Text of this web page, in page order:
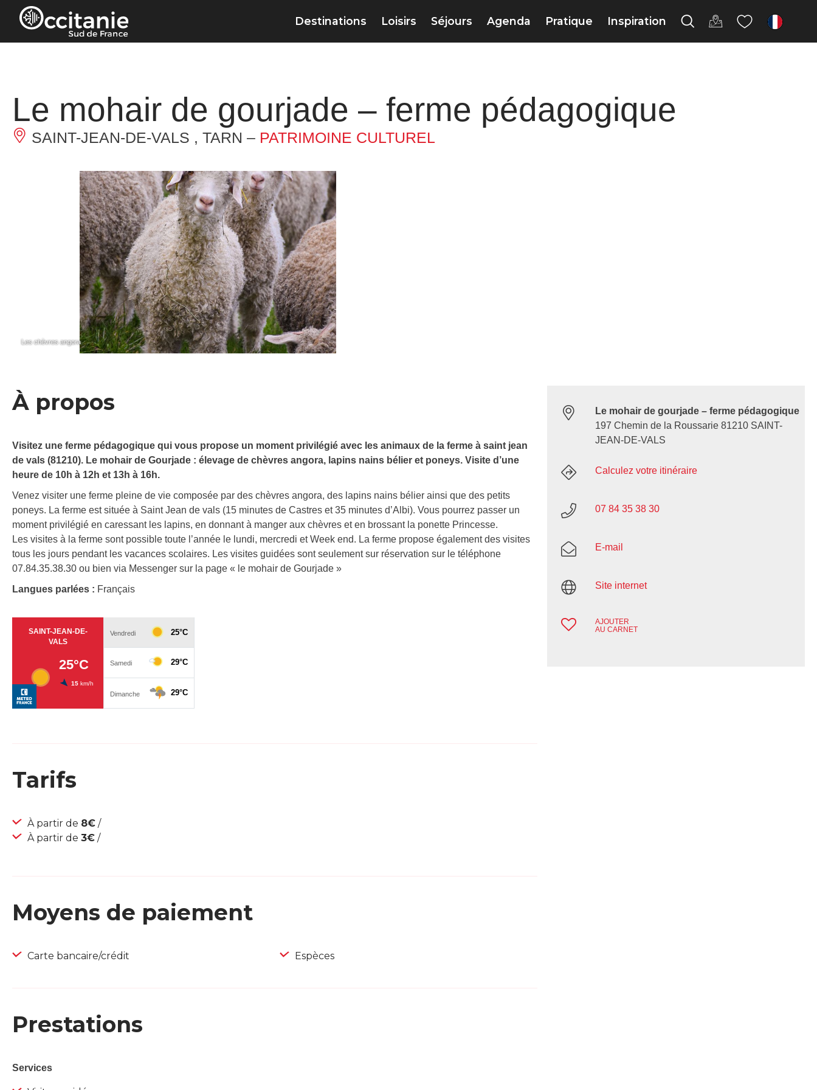
Panneau de gestion des cookies
Destinations Loisirs Séjours Agenda Pratique Inspiration fr
Le mohair de gourjade – ferme pédagogique
SAINT-JEAN-DE-VALS , TARN – PATRIMOINE CULTUREL
Les chèvres angora
À propos
Visitez une ferme pédagogique qui vous propose un moment privilégié avec les animaux de la ferme à saint jean
de vals (81210). Le mohair de Gourjade : élevage de chèvres angora, lapins nains bélier et poneys. Visite d’une
heure de 10h à 12h et 13h à 16h.
Venez visiter une ferme pleine de vie composée par des chèvres angora, des lapins nains bélier ainsi que des petits
poneys. La ferme est située à Saint Jean de vals (15 minutes de Castres et 35 minutes d’Albi). Vous pourrez passer un
moment privilégié en caressant les lapins, en donnant à manger aux chèvres et en brossant la ponette Princesse.
Les visites à la ferme sont possible toute l’année le lundi, mercredi et Week end. La ferme propose également des visites
tous les jours pendant les vacances scolaires. Les visites guidées sont seulement sur réservation sur le téléphone
07.84.35.38.30 ou bien via Messenger sur la page « le mohair de Gourjade »
Langues parlées : Français
Tarifs
À partir de 8€ /
À partir de 3€ /
Moyens de paiement
Carte bancaire/crédit Espèces
Prestations
Services
Le mohair de gourjade – ferme pédagogique
197 Chemin de la Roussarie 81210 SAINT-
JEAN-DE-VALS
Calculez votre itinéraire
07 84 35 38 30
E-mail
Site internet
AJOUTER
AU CARNET